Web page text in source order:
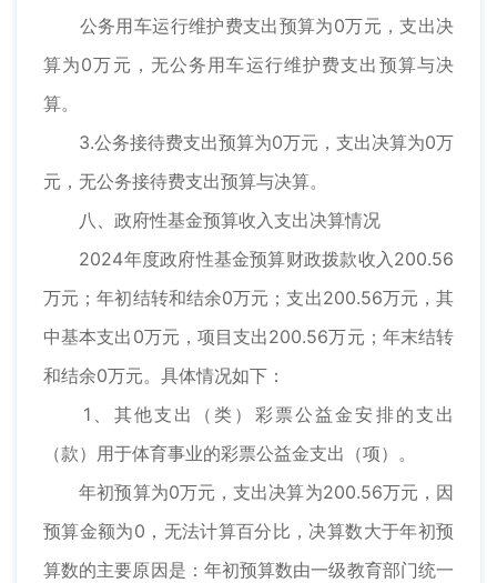
公务用车运行维护费支出预算为0万元，支出决
算为0万元，无公务用车运行维护费支出预算与决
算。
3.公务接待费支出预算为0万元，支出决算为0万
元，无公务接待费支出预算与决算。
八、政府性基金预算收入支出决算情况
2024年度政府性基金预算财政拨款收入200.56
万元；年初结转和结余0万元；支出200.56万元，其
中基本支出0万元，项目支出200.56万元；年末结转
和结余0万元。具体情况如下：
1、其他支出（类）彩票公益金安排的支出
（款）用于体育事业的彩票公益金支出（项）。
年初预算为0万元，支出决算为200.56万元，因
预算金额为0，无法计算百分比，决算数大于年初预
算数的主要原因是：年初预算数由一级教育部门统一